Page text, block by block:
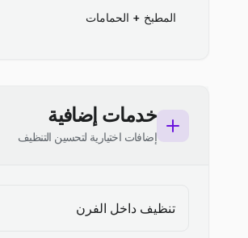
المطبخ + الحمامات
خدمات إضافية
إضافات اختيارية لتحسين التنظيف
تنظيف داخل الفرن